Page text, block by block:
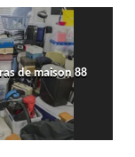
de maison 88